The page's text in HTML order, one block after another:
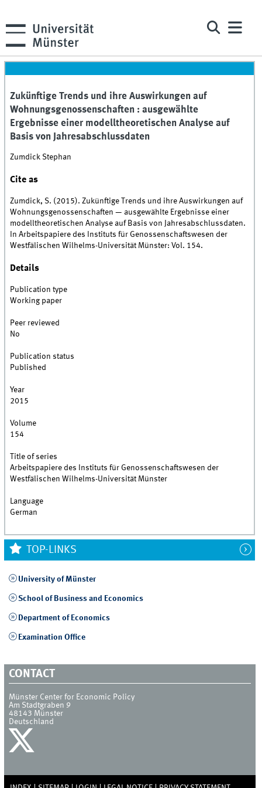
Zukünftige Trends und ihre Auswirkungen auf
Wohnungsgenossenschaften : ausgewählte
Ergebnisse einer modelltheoretischen Analyse auf
Basis von Jahresabschlussdaten
Zumdick Stephan
Cite as
Zumdick, S. (2015). Zukünftige Trends und ihre Auswirkungen auf
Wohnungsgenossenschaften — ausgewählte Ergebnisse einer
modelltheoretischen Analyse auf Basis von Jahresabschlussdaten.
In Arbeitspapiere des Instituts für Genossenschaftswesen der
Westfälischen Wilhelms-Universität Münster: Vol. 154.
Details
Publication type
Working paper
Peer reviewed
No
Publication status
Published
Year
2015
Volume
154
Title of series
Arbeitspapiere des Instituts für Genossenschaftswesen der
Westfälischen Wilhelms-Universität Münster
Language
German
TOP-LINKS
University of Münster
School of Business and Economics
Department of Economics
Examination Office
CONTACT
Münster Center for Economic Policy
Am Stadtgraben 9
48143 Münster
Deutschland